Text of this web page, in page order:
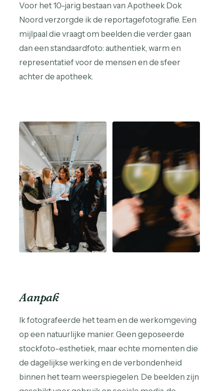
Voor het 10-jarig bestaan van Apotheek Dok
Noord verzorgde ik de reportagefotografie. Een
mijlpaal die vraagt om beelden die verder gaan
dan een standaardfoto: authentiek, warm en
representatief voor de mensen en de sfeer
achter de apotheek.
Aanpak
Ik fotografeerde het team en de werkomgeving
op een natuurlijke manier. Geen geposeerde
stockfoto-esthetiek, maar echte momenten die
de dagelijkse werking en de verbondenheid
binnen het team weerspiegelen. De beelden zijn